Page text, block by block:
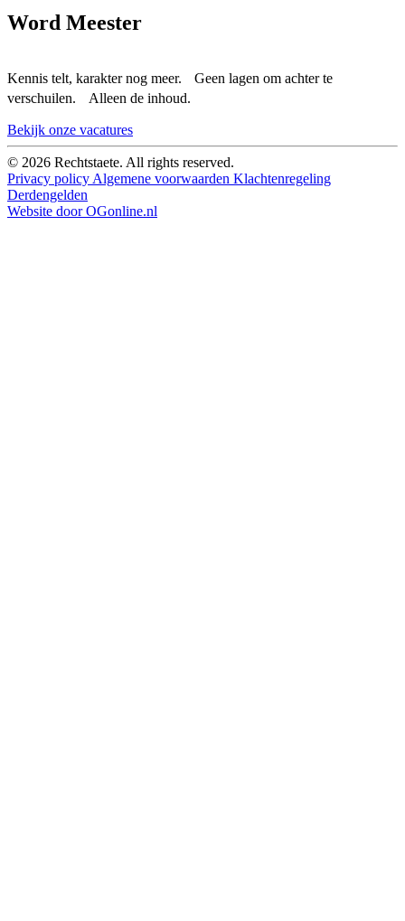
Word Meester
Kennis telt, karakter nog meer. Geen lagen om achter te
verschuilen. Alleen de inhoud.
Bekijk onze vacatures
© 2026 Rechtstaete. All rights reserved.
Privacy policy Algemene voorwaarden Klachtenregeling
Derdengelden
Website door OGonline.nl